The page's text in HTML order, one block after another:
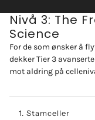
Nivå 3: The
Science
For de som ønsker å
dekker Tier 3
mot aldring på
1. Stamceller